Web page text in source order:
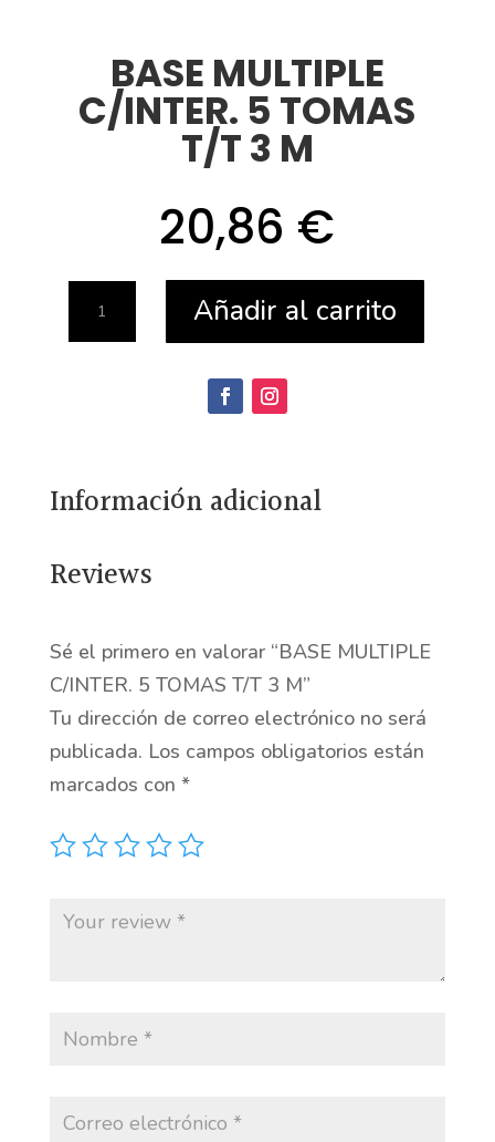
BASE MULTIPLE
C/INTER. 5 TOMAS
T/T 3 M
20,86 €
3
cantidad
Añadir al carrito
Información adicional
Reviews
Sé el primero en valorar “BASE MULTIPLE
C/INTER. 5 TOMAS T/T 3 M”
Tu dirección de correo electrónico no será
publicada. Los campos obligatorios están
marcados con *